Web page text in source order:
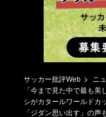
サッカー批評Web ニ
「今まで見た中で最も
シがカタールワールドカ
「ジダン思い出す」の声